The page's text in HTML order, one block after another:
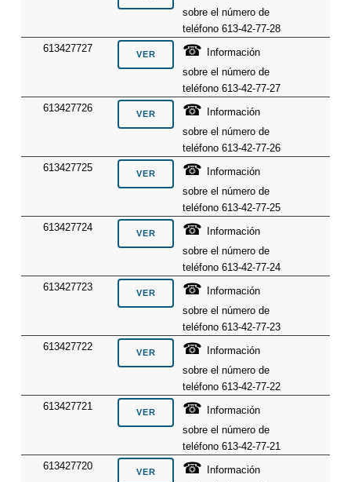
sobre el número de
teléfono 613-42-77-28
613427727
☎ Información
sobre el número de
teléfono 613-42-77-27
613427726
☎ Información
sobre el número de
teléfono 613-42-77-26
613427725
☎ Información
sobre el número de
teléfono 613-42-77-25
613427724
☎ Información
sobre el número de
teléfono 613-42-77-24
613427723
☎ Información
sobre el número de
teléfono 613-42-77-23
613427722
☎ Información
sobre el número de
teléfono 613-42-77-22
613427721
☎ Información
sobre el número de
teléfono 613-42-77-21
613427720
☎ Información